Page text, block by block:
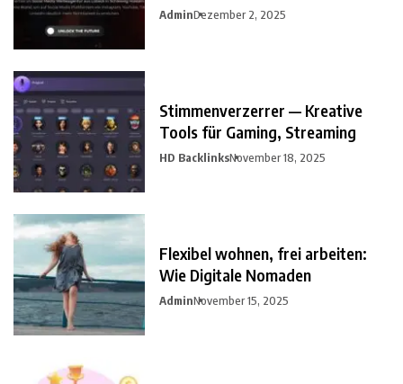
AdminDezember 2, 2025
Stimmenverzerrer — Kreative
Tools für Gaming, Streaming
HD BacklinksNovember 18, 2025
Flexibel wohnen, frei arbeiten:
Wie Digitale Nomaden
AdminNovember 15, 2025